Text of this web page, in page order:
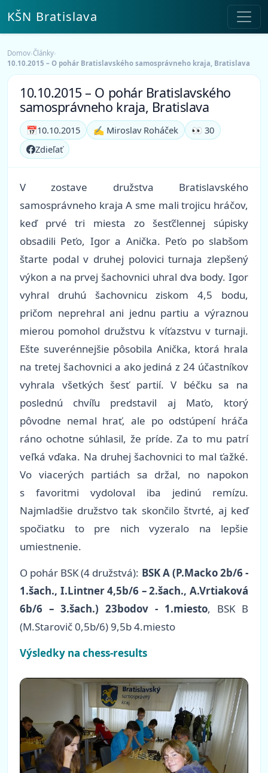
KŠN Bratislava
Domov›Články›
10.10.2015 – O pohár Bratislavského samosprávneho kraja, Bratislava
10.10.2015 – O pohár Bratislavského
samosprávneho kraja, Bratislava
📅10.10.2015 ✍️ Miroslav Roháček
👀 30
Zdieľať
V zostave družstva Bratislavského
samosprávneho kraja A sme mali trojicu hráčov,
keď prvé tri miesta zo šesťčlennej súpisky
obsadili Peťo, Igor a Anička. Peťo po slabšom
štarte podal v druhej polovici turnaja zlepšený
výkon a na prvej šachovnici uhral dva body. Igor
vyhral druhú šachovnicu ziskom 4,5 bodu,
pričom neprehral ani jednu partiu a výraznou
mierou pomohol družstvu k víťazstvu v turnaji.
Ešte suverénnejšie pôsobila Anička, ktorá hrala
na tretej šachovnici a ako jediná z 24 účastníkov
vyhrala všetkých šesť partií. V béčku sa na
poslednú chvíľu predstavil aj Maťo, ktorý
pôvodne nemal hrať, ale po odstúpení hráča
ráno ochotne súhlasil, že príde. Za to mu patrí
veľká vďaka. Na druhej šachovnici to mal ťažké.
Vo viacerých partiách sa držal, no napokon
s favoritmi vydoloval iba jedinú remízu.
Najmladšie družstvo tak skončilo štvrté, aj keď
spočiatku to pre nich vyzeralo na lepšie
umiestnenie.
O pohár BSK (4 družstvá): BSK A (P.Macko 2b/6 -
1.šach., I.Lintner 4,5b/6 – 2.šach., A.Vrtiaková
6b/6 – 3.šach.) 23bodov - 1.miesto, BSK B
(M.Starovič 0,5b/6) 9,5b 4.miesto
Výsledky na chess-results